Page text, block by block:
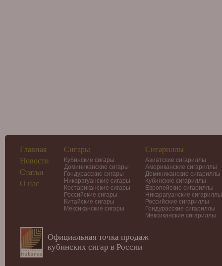
Главная
Новости
Статьи
О нас
Сигары
Кубинские сигары
Доминиканские сигары
Гондурасские сигары
Никарагуанские сигары
Костариканские сигары
Российские сигары
Китайские сигары
Мексиканские сигары
Сигариллы
Азиатские сигариллы
Американские сигариллы
Доминиканские сигариллы
Кубинские сигариллы
Европейские сигариллы
Никарагуанские сигариллы
Российские сигариллы
Гондурасские сигариллы
Мексиканские сигариллы
Официальная точка продаж
кубинских сигар в России